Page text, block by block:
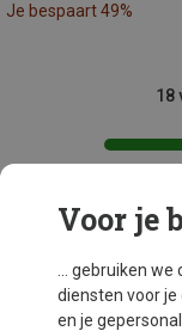
Je bespaart 49%
18
Mogelijk
Voor je
... gebruiken
diensten voor
en je